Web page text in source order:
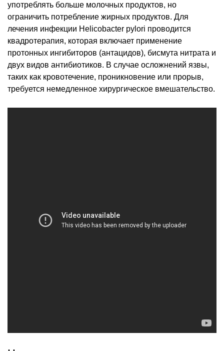
употреблять больше молочных продуктов, но
ограничить потребление жирных продуктов. Для
лечения инфекции Helicobacter pylori проводится
квадротерапия, которая включает применение
протонных ингибиторов (антацидов), бисмута нитрата и
двух видов антибиотиков. В случае осложнений язвы,
таких как кровотечение, проникновение или прорыв,
требуется немедленное хирургическое вмешательство.